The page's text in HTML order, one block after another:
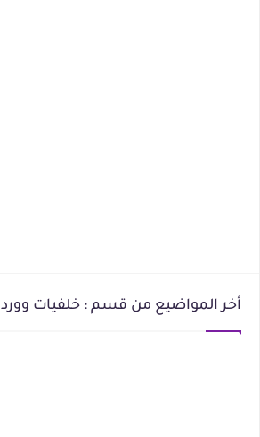
أخر المواضيع من قسم : خلفيات وورد